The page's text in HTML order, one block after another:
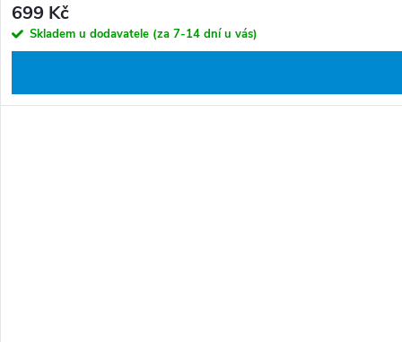
699 Kč
Skladem u dodavatele (za 7-14 dní u vás)